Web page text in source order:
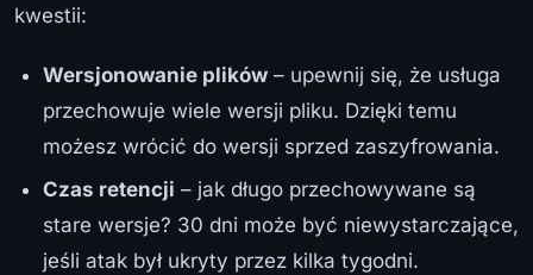
kwestii:
Wersjonowanie plików – upewnij się, że usługa
przechowuje wiele wersji pliku. Dzięki temu
możesz wrócić do wersji sprzed zaszyfrowania.
Czas retencji – jak długo przechowywane są
stare wersje? 30 dni może być niewystarczające,
jeśli atak był ukryty przez kilka tygodni.